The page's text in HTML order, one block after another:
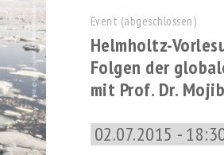
Event (abgeschlossen)
Helmholtz-
Folgen der
mit Prof. Dr.
02.07.2015 -